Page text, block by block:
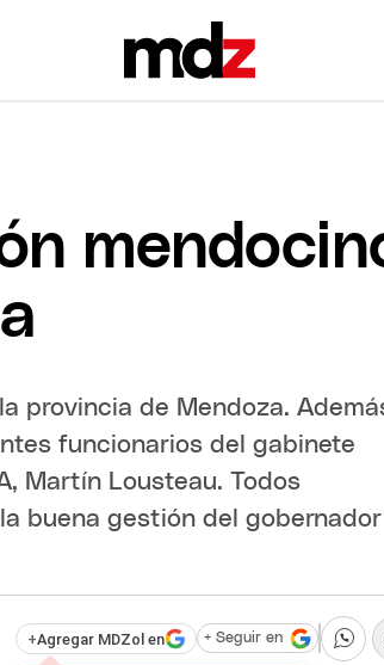
provincia de Mendoza.
funcionarios del gabinete
Martín Lousteau. Todos
buena gestión del
+Agregar MDZol en + Seguir en